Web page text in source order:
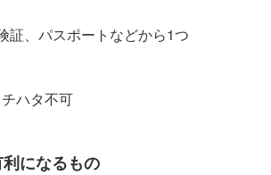
証、パスポートなどから1つ
ハタ不可
になるもの